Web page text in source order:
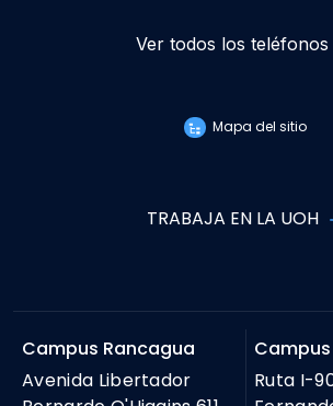
Ver todos los teléfonos
Mapa del sitio
TRABAJA EN LA UOH
Campus Rancagua
Avenida Libertador
Ruta I-